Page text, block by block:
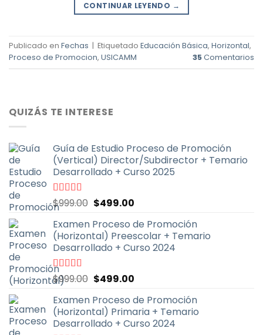
CONTINUAR LEYENDO →
Publicado en Fechas Etiquetado Educación Básica, Horizontal,
Proceso de Promocion, USICAMM 35Comentarios
QUIZÁS TE INTERESE
Guía de Estudio Proceso de Promoción
(Vertical) Director/Subdirector + Temario
Desarrollado + Curso 2025
Valorado
con
5
$999.00 El
original
era:
$999.00.
$499.00El
actual
es:
$499.00.
Examen Proceso de Promoción
(Horizontal) Preescolar + Temario
Desarrollado + Curso 2024
Valorado
con
5
$999.00 El
original
era:
$999.00.
$499.00El
actual
es:
$499.00.
Examen Proceso de Promoción
(Horizontal) Primaria + Temario
Desarrollado + Curso 2024